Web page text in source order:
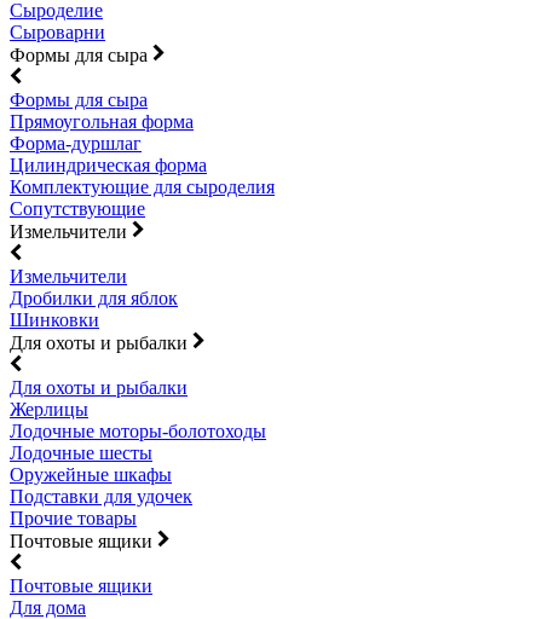
Сыроделие
Сыроварни
Формы для сыра
Формы для сыра
Прямоугольная форма
Форма-дуршлаг
Цилиндрическая форма
Комплектующие для сыроделия
Сопутствующие
Измельчители
Измельчители
Дробилки для яблок
Шинковки
Для охоты и рыбалки
Для охоты и рыбалки
Жерлицы
Лодочные моторы-болотоходы
Лодочные шесты
Оружейные шкафы
Подставки для удочек
Прочие товары
Почтовые ящики
Почтовые ящики
Для дома